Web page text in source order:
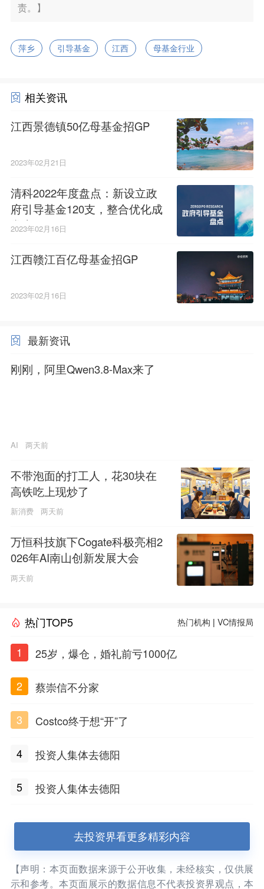
责。】
萍乡 引导基金 江西 母基金行业
相关资讯
江西景德镇50亿母基金招GP
2023年02月21日
清科2022年度盘点：新设立政
府引导基金120支，整合优化成
常态
2023年02月16日
江西赣江百亿母基金招GP
2023年02月16日
最新资讯
刚刚，阿里Qwen3.8-Max来了
AI 两天前
不带泡面的打工人，花30块在
高铁吃上现炒了
新消费 两天前
万恒科技旗下Cogate科极亮相2
026年AI南山创新发展大会
两天前
热门TOP5 热门机构 |VC情报局
1 25岁，爆仓，婚礼前亏1000亿
2 蔡崇信不分家
3 Costco终于想“开”了
4 投资人集体去德阳
5 投资人集体去德阳
去投资界看更多精彩内容
【声明：本页面数据来源于公开收集，未经核实，仅供展
示和参考。本页面展示的数据信息不代表投资界观点，本